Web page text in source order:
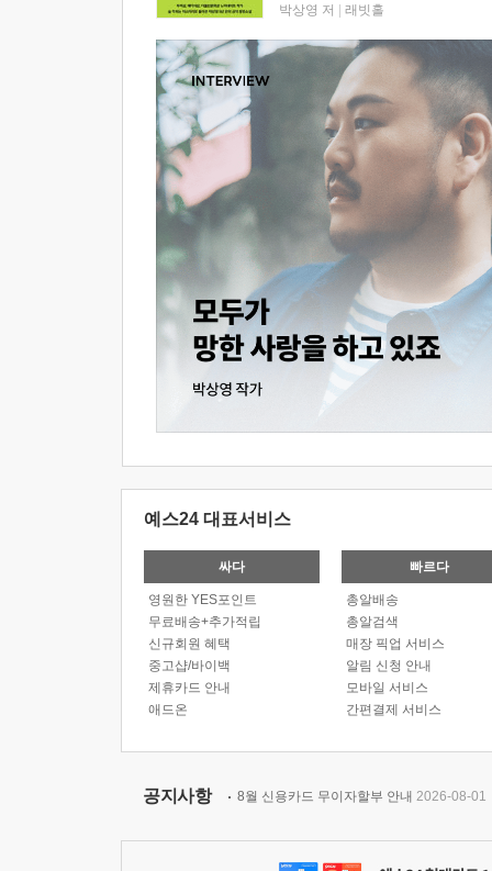
박상영 저 래빗홀
예스24 대표서비스
싸다
영원한 YES포인트
무료배송+추가적립
신규회원 혜택
중고샵/바이백
제휴카드 안내
애드온
빠르다
총알배송
총알검색
매장 픽업 서비스
알림 신청 안내
모바일 서비스
간편결제 서비스
공지사항 8월 신용카드 무이자할부 안내 2026-08-01